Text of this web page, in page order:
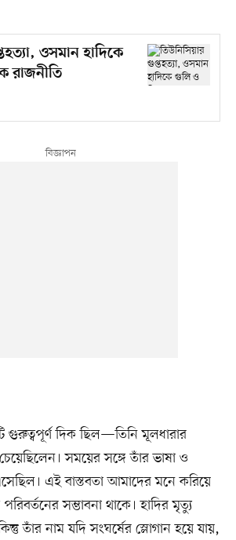
ওসমান হাদিকে
রাজনীতি
গুরুত্বপূর্ণ দিক ছিল—তিনি মূলধারার
সময়ের সঙ্গে তাঁর ভাষা ও
এই বাস্তবতা আমাদের মনে করিয়ে
সম্ভাবনা থাকে। হাদির মৃত্যু
তাঁর নাম যদি সংঘর্ষের স্লোগান হয়ে যায়,